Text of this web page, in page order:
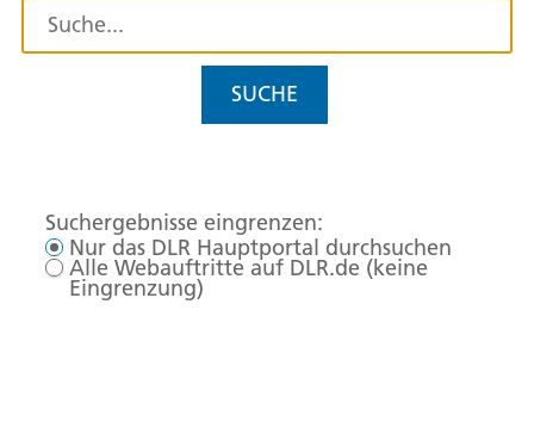
SUCHE
Suchergebnisse eingrenzen:
Nur das DLR Hauptportal durchsuchen
Alle Webauftritte auf DLR.de (keine
Eingrenzung)